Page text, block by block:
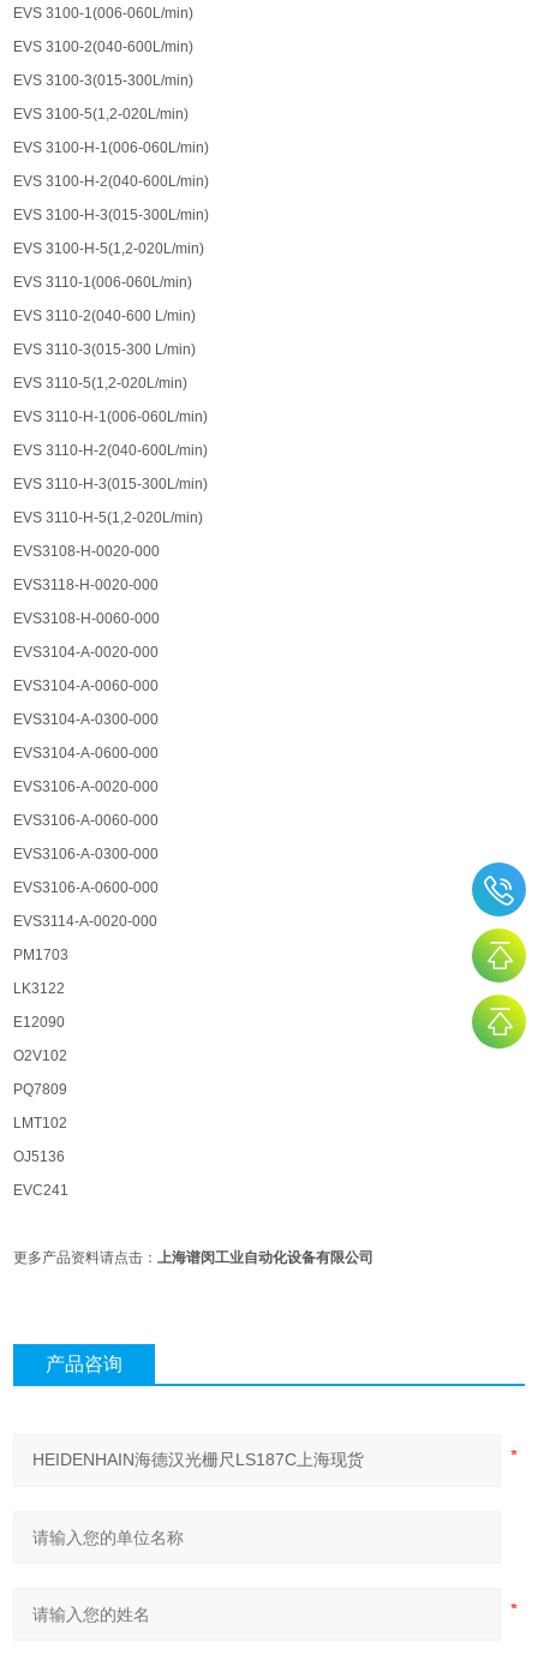
EVS 3100-1(006-060L/min)
EVS 3100-2(040-600L/min)
EVS 3100-3(015-300L/min)
EVS 3100-5(1,2-020L/min)
EVS 3100-H-1(006-060L/min)
EVS 3100-H-2(040-600L/min)
EVS 3100-H-3(015-300L/min)
EVS 3100-H-5(1,2-020L/min)
EVS 3110-1(006-060L/min)
EVS 3110-2(040-600 L/min)
EVS 3110-3(015-300 L/min)
EVS 3110-5(1,2-020L/min)
EVS 3110-H-1(006-060L/min)
EVS 3110-H-2(040-600L/min)
EVS 3110-H-3(015-300L/min)
EVS 3110-H-5(1,2-020L/min)
EVS3108-H-0020-000
EVS3118-H-0020-000
EVS3108-H-0060-000
EVS3104-A-0020-000
EVS3104-A-0060-000
EVS3104-A-0300-000
EVS3104-A-0600-000
EVS3106-A-0020-000
EVS3106-A-0060-000
EVS3106-A-0300-000
EVS3106-A-0600-000
EVS3114-A-0020-000
PM1703
LK3122
E12090
O2V102
PQ7809
LMT102
OJ5136
EVC241
更多产品资料请点击：上海谱闵工业自动化设备有限公司
产品咨询